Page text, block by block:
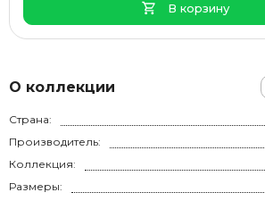
О коллекции
Страна:
Производитель:
Коллекция:
Размеры:
В корзину